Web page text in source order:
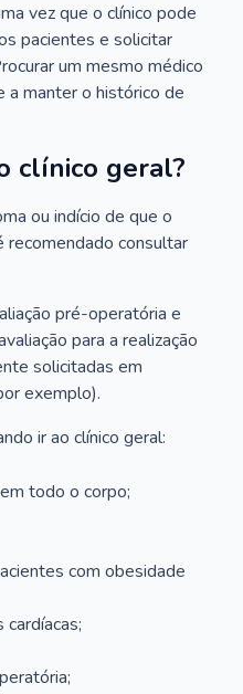
vez que o clínico pode
pacientes e solicitar
um mesmo médico
a manter o histórico de
clínico geral?
ou indício de que o
recomendado consultar
pré-operatória e
para a realização
solicitadas em
exemplo).
ir ao clínico geral:
todo o corpo;
com obesidade